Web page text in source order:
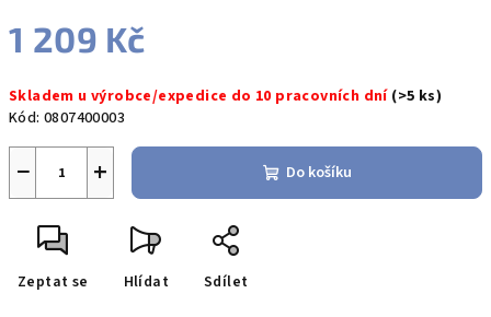
1 209 Kč
cena:
Skladem u výrobce/expedice do 10 pracovních dní (>5 ks)
Kód: 0807400003
+
− Do košíku
Zeptat se Hlídat Sdílet